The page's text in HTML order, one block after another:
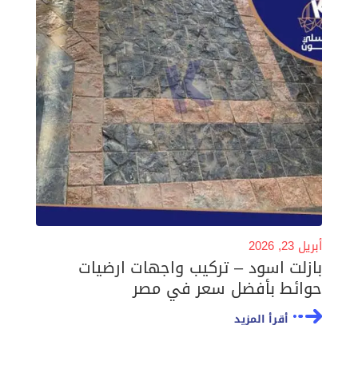
أبريل 23, 2026
بازلت اسود – تركيب واجهات ارضيات
حوائط بأفضل سعر في مصر
أقرأ المزيد